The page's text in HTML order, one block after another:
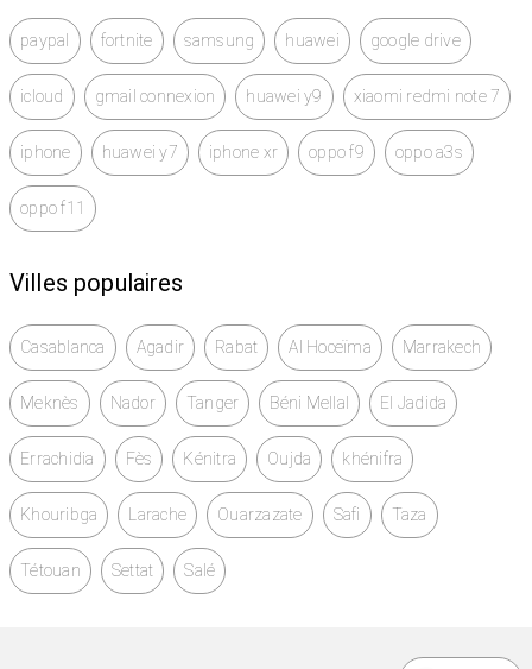
paypal fortnite samsung huawei google drive
icloud gmail connexion huawei y9 xiaomi redmi note 7
iphone huawei y7 iphone xr oppo f9 oppo a3s
oppo f11
Villes populaires
Casablanca Agadir Rabat Al Hoceïma Marrakech
Meknès Nador Tanger Béni Mellal El Jadida
Errachidia Fès Kénitra Oujda khénifra
Khouribga Larache Ouarzazate Safi Taza
Tétouan Settat Salé